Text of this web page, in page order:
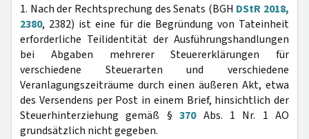
1. Nach der Rechtsprechung des Senats (BGH DStR 2018,
2380, 2382) ist eine für die Begründung von Tateinheit
erforderliche Teilidentität der Ausführungshandlungen
bei Abgaben mehrerer Steuererklärungen für
verschiedene Steuerarten und verschiedene
Veranlagungszeiträume durch einen äußeren Akt, etwa
des Versendens per Post in einem Brief, hinsichtlich der
Steuerhinterziehung gemäß §370Abs. 1 Nr. 1 AO
grundsätzlich nicht gegeben.